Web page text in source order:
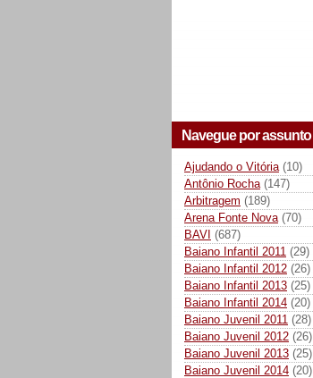
Navegue por assunto
Ajudando o Vitória (10)
Antônio Rocha (147)
Arbitragem (189)
Arena Fonte Nova (70)
BAVI (687)
Baiano Infantil 2011 (29)
Baiano Infantil 2012 (26)
Baiano Infantil 2013 (25)
Baiano Infantil 2014 (20)
Baiano Juvenil 2011 (28)
Baiano Juvenil 2012 (26)
Baiano Juvenil 2013 (25)
Baiano Juvenil 2014 (20)